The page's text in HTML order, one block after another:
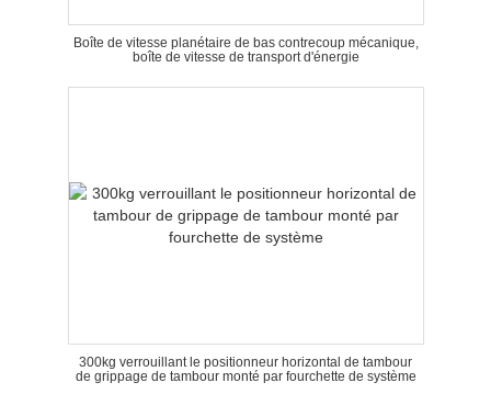
Boîte de vitesse planétaire de bas contrecoup mécanique,
boîte de vitesse de transport d'énergie
300kg verrouillant le positionneur horizontal de tambour
de grippage de tambour monté par fourchette de système